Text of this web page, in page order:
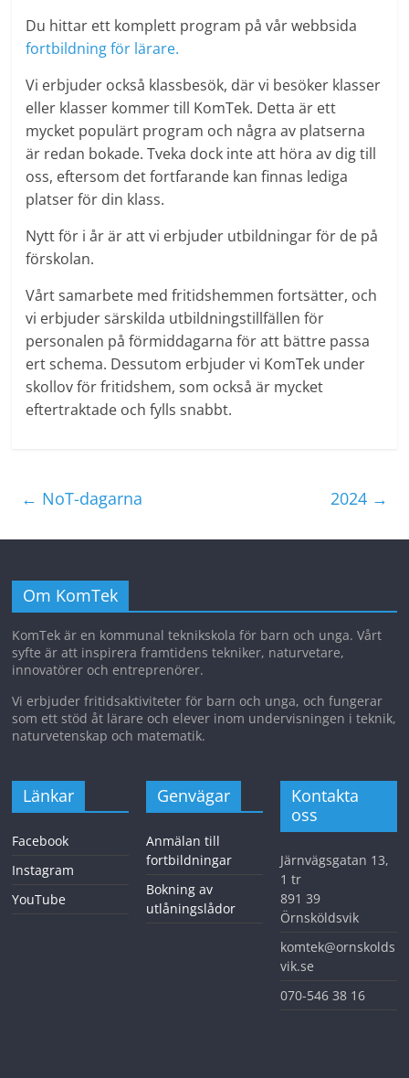
Du hittar ett komplett program på vår webbsida
fortbildning för lärare.
Vi erbjuder också klassbesök, där vi besöker klasser
eller klasser kommer till KomTek. Detta är ett
mycket populärt program och några av platserna
är redan bokade. Tveka dock inte att höra av dig till
oss, eftersom det fortfarande kan finnas lediga
platser för din klass.
Nytt för i år är att vi erbjuder utbildningar för de på
förskolan.
Vårt samarbete med fritidshemmen fortsätter, och
vi erbjuder särskilda utbildningstillfällen för
personalen på förmiddagarna för att bättre passa
ert schema. Dessutom erbjuder vi KomTek under
skollov för fritidshem, som också är mycket
eftertraktade och fylls snabbt.
← NoT-dagarna 2024 →
Om KomTek
KomTek är en kommunal teknikskola för barn och unga. Vårt
syfte är att inspirera framtidens tekniker, naturvetare,
innovatörer och entreprenörer.
Vi erbjuder fritidsaktiviteter för barn och unga, och fungerar
som ett stöd åt lärare och elever inom undervisningen i teknik,
naturvetenskap och matematik.
Länkar
Facebook
Instagram
YouTube
Genvägar
Anmälan till
fortbildningar
Bokning av
utlåningslådor
Kontakta
oss
Järnvägsgatan 13,
1 tr
891 39
Örnsköldsvik
komtek@ornskolds
vik.se
070-546 38 16